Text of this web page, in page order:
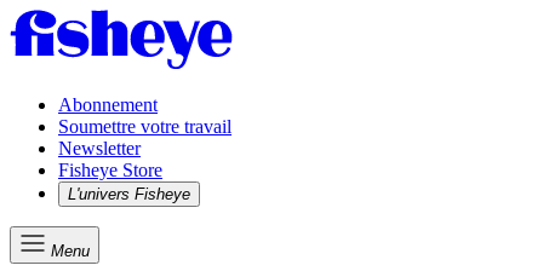
Abonnement
Soumettre votre travail
Newsletter
Fisheye Store
L'univers Fisheye
Menu